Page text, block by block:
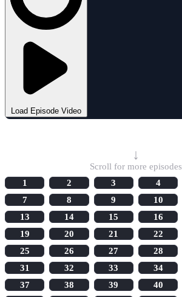
Load Episode Video
↓
Scroll for more episodes
1
2 3 4
7
8 9 10
13
14 15 16
19
20 21 22
25
26 27 28
31
32 33 34
37
38 39 40